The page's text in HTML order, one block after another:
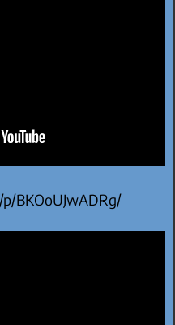
BKOoUJwADRg/